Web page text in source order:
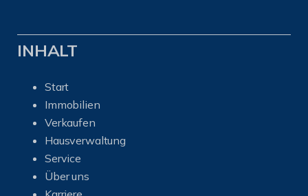
INHALT
Start
Immobilien
Verkaufen
Hausverwaltung
Service
Über uns